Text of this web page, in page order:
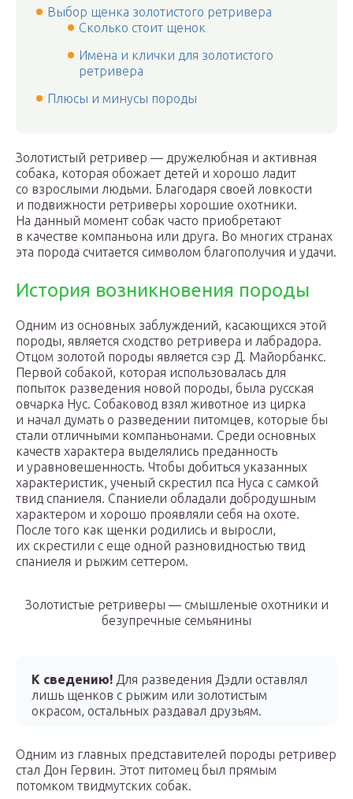
Выбор щенка золотистого ретривера
Сколько стоит щенок
Имена и клички для золотистого
ретривера
Плюсы и минусы породы
Золотистый ретривер — дружелюбная и активная
собака, которая обожает детей и хорошо ладит
со взрослыми людьми. Благодаря своей ловкости
и подвижности ретриверы хорошие охотники.
На данный момент собак часто приобретают
в качестве компаньона или друга. Во многих странах
эта порода считается символом благополучия и удачи.
История возникновения породы
Одним из основных заблуждений, касающихся этой
породы, является сходство ретривера и лабрадора.
Отцом золотой породы является сэр Д. Майорбанкс.
Первой собакой, которая использовалась для
попыток разведения новой породы, была русская
овчарка Нус. Собаковод взял животное из цирка
и начал думать о разведении питомцев, которые бы
стали отличными компаньонами. Среди основных
качеств характера выделялись преданность
и уравновешенность. Чтобы добиться указанных
характеристик, ученый скрестил пса Нуса с самкой
твид спаниеля. Спаниели обладали добродушным
характером и хорошо проявляли себя на охоте.
После того как щенки родились и выросли,
их скрестили с еще одной разновидностью твид
спаниеля и рыжим сеттером.
Золотистые ретриверы — смышленые охотники и
безупречные семьянины
К сведению! Для разведения Дэдли оставлял
лишь щенков с рыжим или золотистым
окрасом, остальных раздавал друзьям.
Одним из главных представителей породы ретривер
стал Дон Гервин. Этот питомец был прямым
потомком твидмутских собак.